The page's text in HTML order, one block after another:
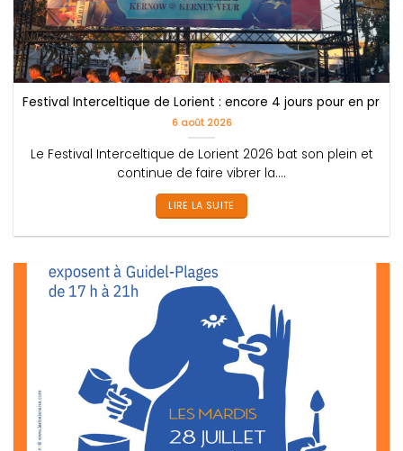
Festival Interceltique de Lorient : encore 4 jours pour en
6 août 2026
Le Festival Interceltique de Lorient 2026 bat son plein et
continue de faire vibrer la....
LIRE LA SUITE